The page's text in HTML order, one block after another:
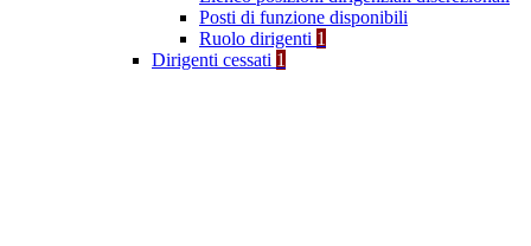
Posti di funzione disponibili
Ruolo dirigenti 1
Dirigenti cessati 1